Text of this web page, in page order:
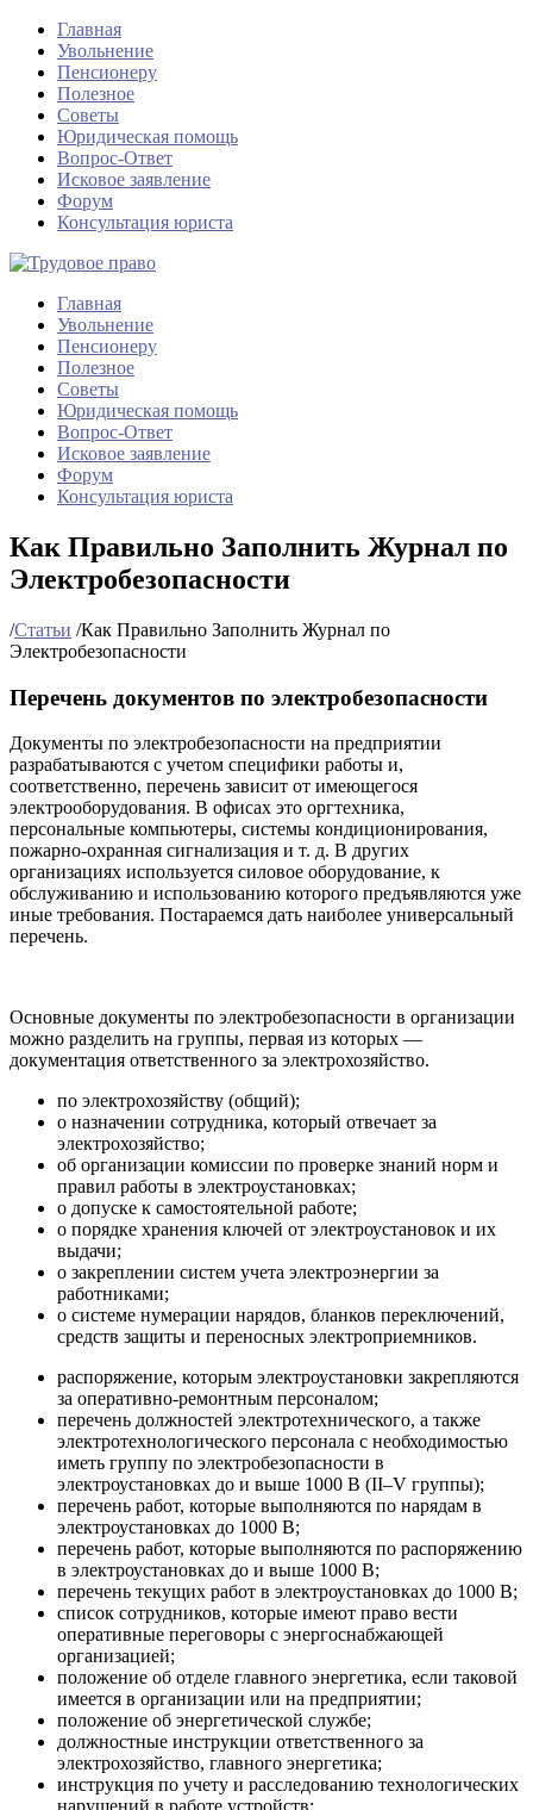
Главная
Увольнение
Пенсионеру
Полезное
Советы
Юридическая помощь
Вопрос-Ответ
Исковое заявление
Форум
Консультация юриста
Главная
Увольнение
Пенсионеру
Полезное
Советы
Юридическая помощь
Вопрос-Ответ
Исковое заявление
Форум
Консультация юриста
Как Правильно Заполнить Журнал по
Электробезопасности
/Статьи /Как Правильно Заполнить Журнал по
Электробезопасности
Перечень документов по электробезопасности
Документы по электробезопасности на предприятии
разрабатываются с учетом специфики работы и,
соответственно, перечень зависит от имеющегося
электрооборудования. В офисах это оргтехника,
персональные компьютеры, системы кондиционирования,
пожарно-охранная сигнализация и т. д. В других
организациях используется силовое оборудование, к
обслуживанию и использованию которого предъявляются уже
иные требования. Постараемся дать наиболее универсальный
перечень.
Основные документы по электробезопасности в организации
можно разделить на группы, первая из которых —
документация ответственного за электрохозяйство.
по электрохозяйству (общий);
о назначении сотрудника, который отвечает за
электрохозяйство;
об организации комиссии по проверке знаний норм и
правил работы в электроустановках;
о допуске к самостоятельной работе;
о порядке хранения ключей от электроустановок и их
выдачи;
о закреплении систем учета электроэнергии за
работниками;
о системе нумерации нарядов, бланков переключений,
средств защиты и переносных электроприемников.
распоряжение, которым электроустановки закрепляются
за оперативно-ремонтным персоналом;
перечень должностей электротехнического, а также
электротехнологического персонала с необходимостью
иметь группу по электробезопасности в
электроустановках до и выше 1000 В (II–V группы);
перечень работ, которые выполняются по нарядам в
электроустановках до 1000 В;
перечень работ, которые выполняются по распоряжению
в электроустановках до и выше 1000 В;
перечень текущих работ в электроустановках до 1000 В;
список сотрудников, которые имеют право вести
оперативные переговоры с энергоснабжающей
организацией;
положение об отделе главного энергетика, если таковой
имеется в организации или на предприятии;
положение об энергетической службе;
должностные инструкции ответственного за
электрохозяйство, главного энергетика;
инструкция по учету и расследованию технологических